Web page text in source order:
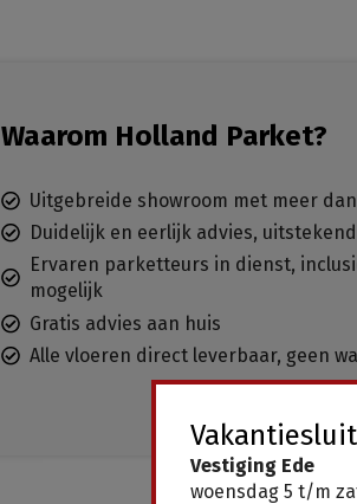
Waarom Holland Parket?
Uitgebreide showroom met meer
Duidelijk en eerlijk advies,
Ervaren parketteurs in dienst,
mogelijk
Gratis advies aan huis
Alle vloeren direct leverbaar, geen
Vestiging Ede
woensdag 5 t/m